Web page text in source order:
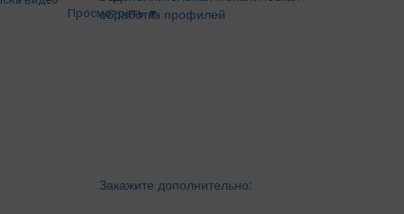
Просмотреть ▼
Закажите дополнительно: